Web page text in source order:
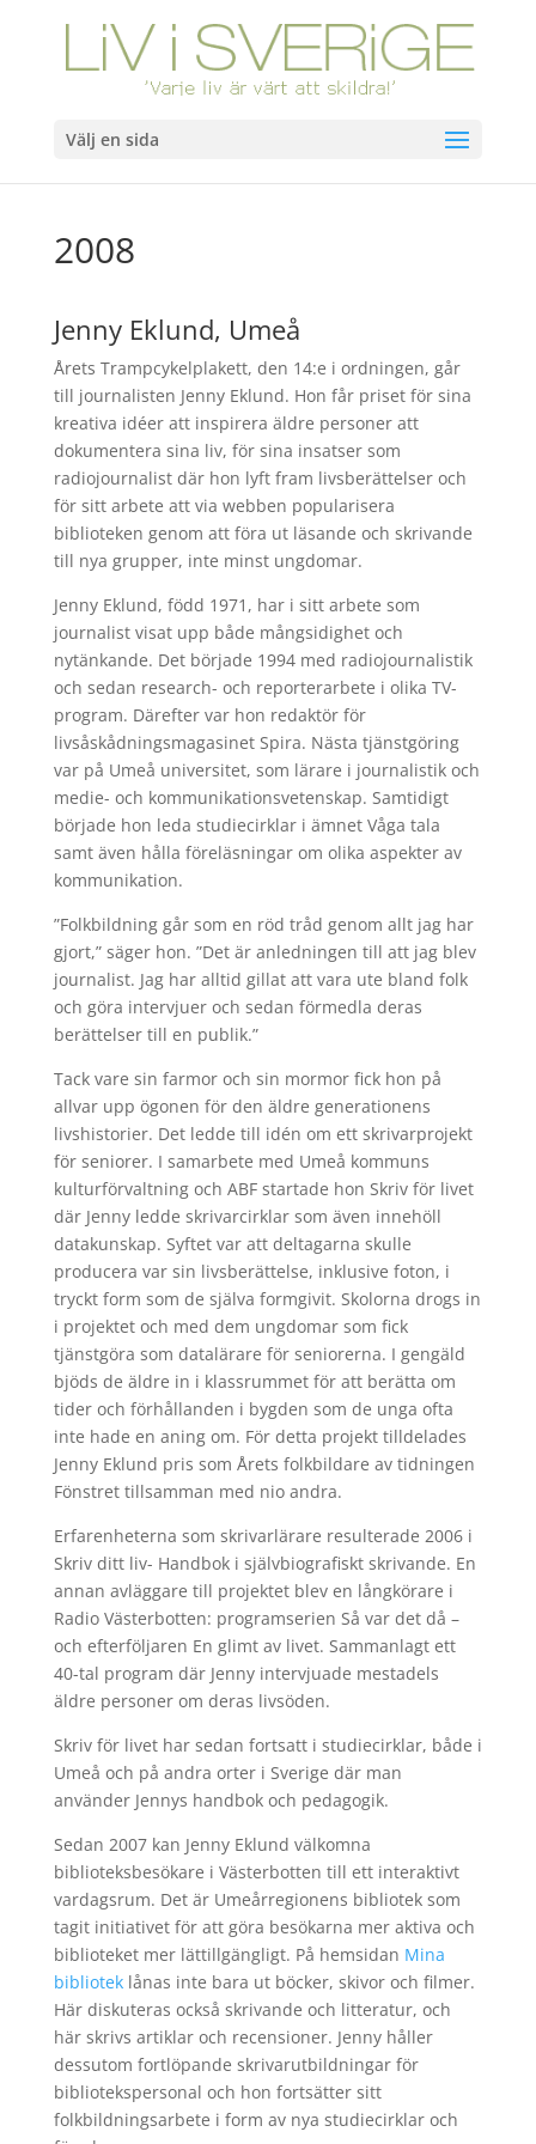
Välj en sida
2008
Jenny Eklund, Umeå
Årets Trampcykelplakett, den 14:e i ordningen, går
till journalisten Jenny Eklund. Hon får priset för sina
kreativa idéer att inspirera äldre personer att
dokumentera sina liv, för sina insatser som
radiojournalist där hon lyft fram livsberättelser och
för sitt arbete att via webben popularisera
biblioteken genom att föra ut läsande och skrivande
till nya grupper, inte minst ungdomar.
Jenny Eklund, född 1971, har i sitt arbete som
journalist visat upp både mångsidighet och
nytänkande. Det började 1994 med radiojournalistik
och sedan research- och reporterarbete i olika TV-
program. Därefter var hon redaktör för
livsåskådningsmagasinet Spira. Nästa tjänstgöring
var på Umeå universitet, som lärare i journalistik och
medie- och kommunikationsvetenskap. Samtidigt
började hon leda studiecirklar i ämnet Våga tala
samt även hålla föreläsningar om olika aspekter av
kommunikation.
”Folkbildning går som en röd tråd genom allt jag har
gjort,” säger hon. ”Det är anledningen till att jag blev
journalist. Jag har alltid gillat att vara ute bland folk
och göra intervjuer och sedan förmedla deras
berättelser till en publik.”
Tack vare sin farmor och sin mormor fick hon på
allvar upp ögonen för den äldre generationens
livshistorier. Det ledde till idén om ett skrivarprojekt
för seniorer. I samarbete med Umeå kommuns
kulturförvaltning och ABF startade hon Skriv för livet
där Jenny ledde skrivarcirklar som även innehöll
datakunskap. Syftet var att deltagarna skulle
producera var sin livsberättelse, inklusive foton, i
tryckt form som de själva formgivit. Skolorna drogs in
i projektet och med dem ungdomar som fick
tjänstgöra som datalärare för seniorerna. I gengäld
bjöds de äldre in i klassrummet för att berätta om
tider och förhållanden i bygden som de unga ofta
inte hade en aning om. För detta projekt tilldelades
Jenny Eklund pris som Årets folkbildare av tidningen
Fönstret tillsamman med nio andra.
Erfarenheterna som skrivarlärare resulterade 2006 i
Skriv ditt liv- Handbok i självbiografiskt skrivande. En
annan avläggare till projektet blev en långkörare i
Radio Västerbotten: programserien Så var det då –
och efterföljaren En glimt av livet. Sammanlagt ett
40-tal program där Jenny intervjuade mestadels
äldre personer om deras livsöden.
Skriv för livet har sedan fortsatt i studiecirklar, både i
Umeå och på andra orter i Sverige där man
använder Jennys handbok och pedagogik.
Sedan 2007 kan Jenny Eklund välkomna
biblioteksbesökare i Västerbotten till ett interaktivt
vardagsrum. Det är Umeårregionens bibliotek som
tagit initiativet för att göra besökarna mer aktiva och
biblioteket mer lättillgängligt. På hemsidan Mina
biblioteklånas inte bara ut böcker, skivor och filmer.
Här diskuteras också skrivande och litteratur, och
här skrivs artiklar och recensioner. Jenny håller
dessutom fortlöpande skrivarutbildningar för
bibliotekspersonal och hon fortsätter sitt
folkbildningsarbete i form av nya studiecirklar och